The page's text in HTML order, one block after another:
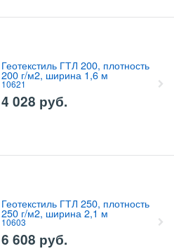
Геотекстиль ГТЛ 200, плотность
200 г/м2, ширина 1,6 м
10621
4 028 руб.
Геотекстиль ГТЛ 250, плотность
250 г/м2, ширина 2,1 м
10603
6 608 руб.